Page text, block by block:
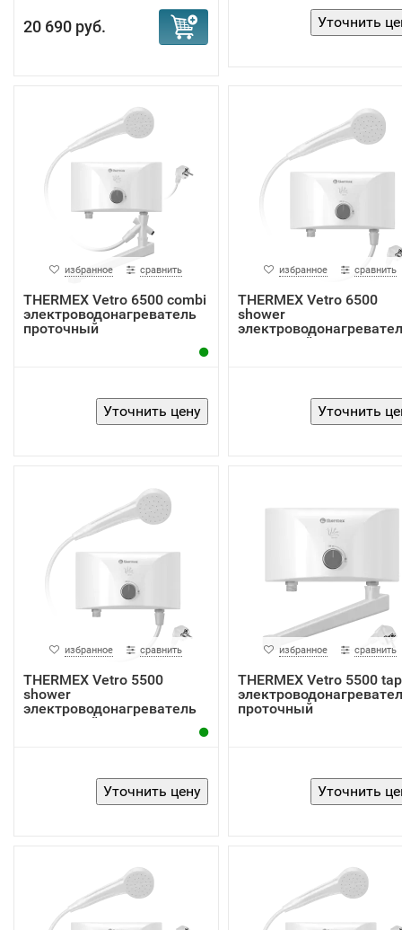
20 690 руб.
избранное сравнить
THERMEX Vetro 6500 combi
электроводонагреватель
проточный
избранное сравнить
THERMEX Vetro 6500
shower
проточный
избранное сравнить
THERMEX Vetro 5500
shower
электроводонагреватель
проточный
избранное сравнить
THERMEX Vetro 5500 tap
проточный